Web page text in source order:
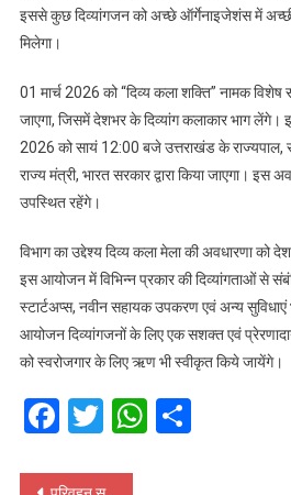
इससे कुछ दिव्यांगजन को अच्छे ऑर्गेनाइजेशंस में
मिलेगा।
01 मार्च 2026 को “दिव्य कला शक्ति” नामक
जाएगा, जिसमें देशभर के दिव्यांग कलाकार भाग
2026 को सायं 12:00 बजे उत्तराखंड के राज्यपाल,
राज्य मंत्री, भारत सरकार द्वारा किया जाएगा। इस
उपस्थित रहेंगे।
विभाग का उद्देश्य दिव्य कला मेला की अवधारणा को
इस आयोजन में विभिन्न प्रकार की दिव्यांगताओं से
स्टार्टअप्स, नवीन सहायक उपकरण एवं अन्य सुविधाएं
आयोजन दिव्यांगजनों के लिए एक सशक्त एवं
को स्वरोजगार के लिए ऋण भी स्वीकृत किये जायेंगे।
Facebook
TwitterWhatsApp